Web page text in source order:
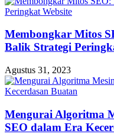
Membongkar Mitos
Balik Strategi
Agustus 31, 2023
Mengurai Algoritma
SEO dalam Era